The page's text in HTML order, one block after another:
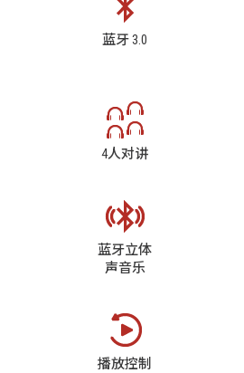
蓝牙 3.0
4人对讲
蓝牙立体
声音乐
播放控制